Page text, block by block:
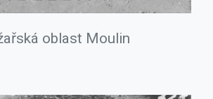
oblast Moulin